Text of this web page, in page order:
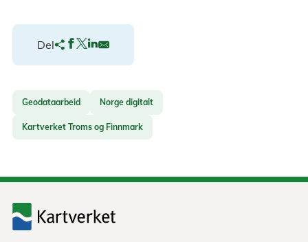
Del
Geodataarbeid Norge digitalt
Kartverket Troms og Finnmark